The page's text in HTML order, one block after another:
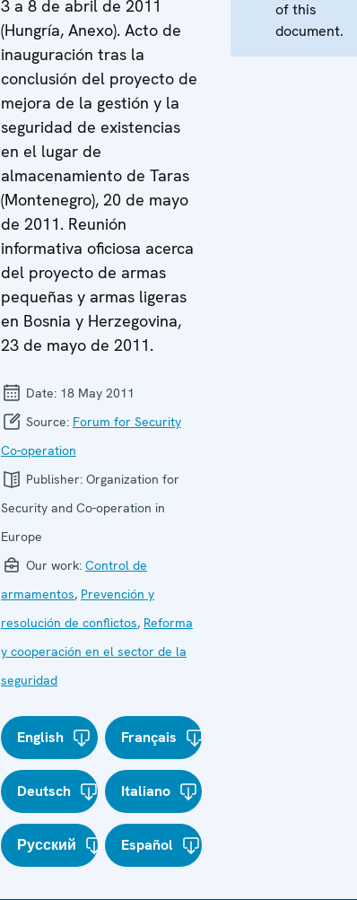
3 a 8 de abril de 2011
(Hungría, Anexo). Acto de
inauguración tras la
conclusión del proyecto de
mejora de la gestión y la
seguridad de existencias
en el lugar de
almacenamiento de Taras
(Montenegro), 20 de mayo
de 2011. Reunión
informativa oficiosa acerca
del proyecto de armas
pequeñas y armas ligeras
en Bosnia y Herzegovina,
23 de mayo de 2011.
Date: 18 May 2011
Source: Forum for Security
Co-operation
Publisher: Organization for
Security and Co-operation in
Europe
Our work: Control de
armamentos, Prevención y
resolución de conflictos, Reforma
y cooperación en el sector de la
seguridad
English Français
Deutsch Italiano
Русский Español
of this
document.